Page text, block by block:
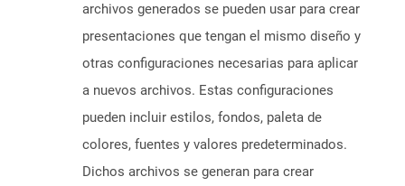
archivos generados se pueden usar para crear
presentaciones que tengan el mismo diseño y
otras configuraciones necesarias para aplicar
a nuevos archivos. Estas configuraciones
pueden incluir estilos, fondos, paleta de
colores, fuentes y valores predeterminados.
Dichos archivos se generan para crear